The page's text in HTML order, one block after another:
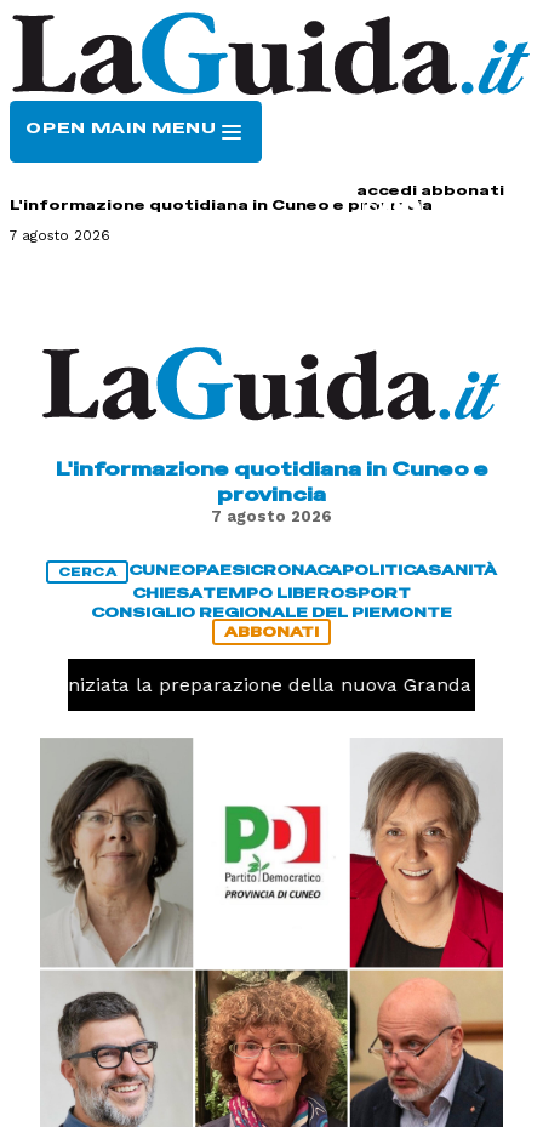
OPEN MAIN MENU
accedi abbonati
L'informazione quotidiana in Cuneo e provincia
7 agosto 2026
L'informazione quotidiana in Cuneo e
provincia
7 agosto 2026
CERCA CUNEOPAESICRONACAPOLITICASANITÀ
CHIESATEMPO LIBEROSPORT
CONSIGLIO REGIONALE DEL PIEMONTE
ABBONATI
iniziata la preparazione della nuova Granda Volley